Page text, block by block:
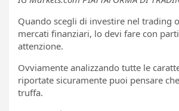
Quando scegli di investire nel trading
mercati finanziari, lo devi fare con
attenzione.
Ovviamente analizzando tutte le
riportate sicuramente puoi pensare
truffa.